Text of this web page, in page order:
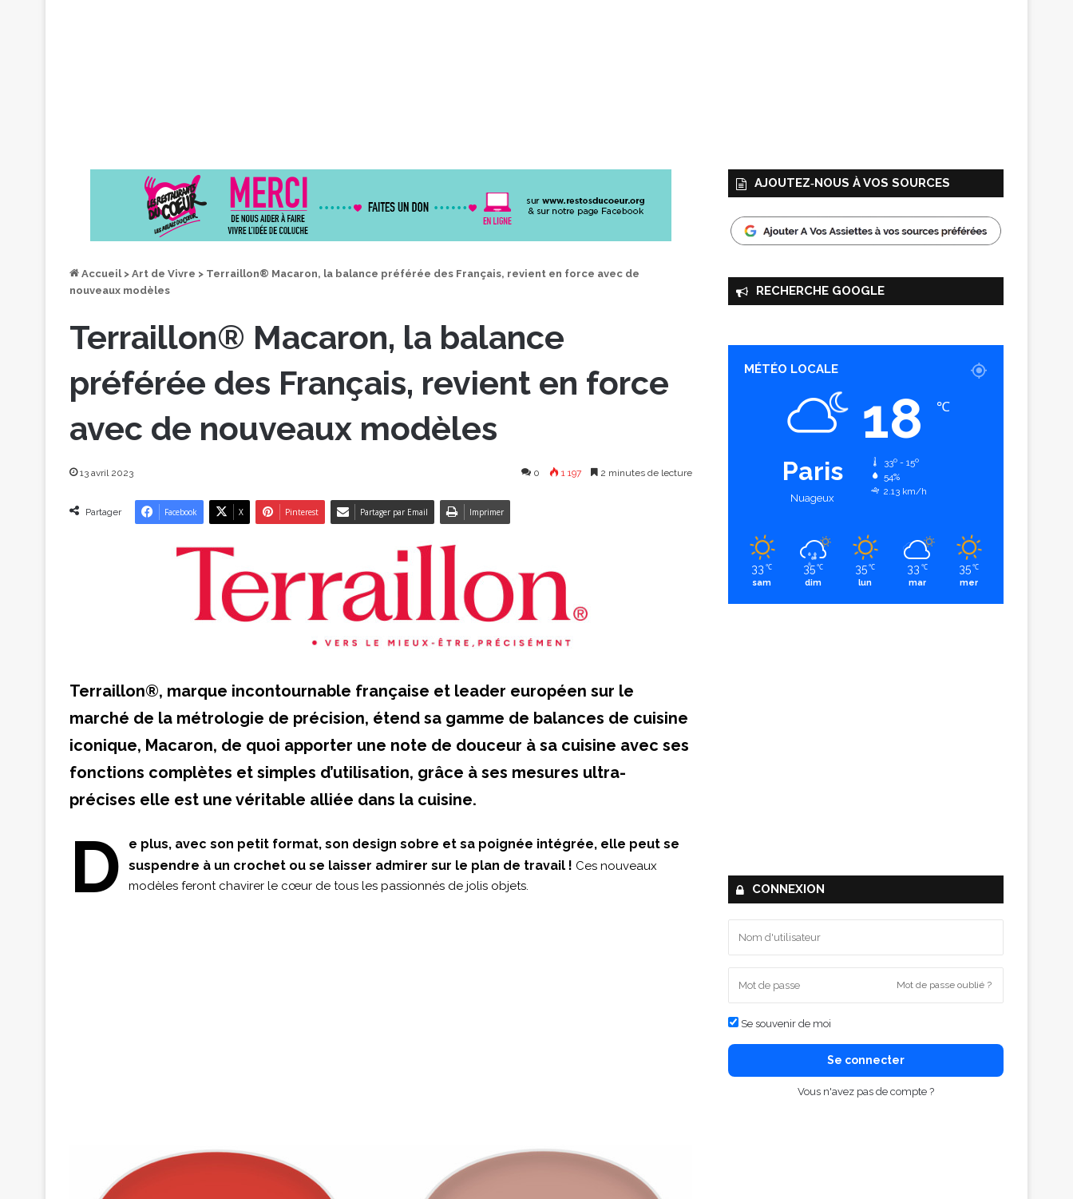
Accueil > Art de Vivre > Terraillon® Macaron, la balance préférée des Français, revient en force avec de
nouveaux modèles
Terraillon® Macaron, la balance
préférée des Français, revient en force
avec de nouveaux modèles
13 avril 2023 0 1 197 2 minutes de lecture
Partager Facebook X Pinterest Partager par Email Imprimer
Terraillon®, marque incontournable française et leader européen sur le
marché de la métrologie de précision, étend sa gamme de balances de cuisine
iconique, Macaron, de quoi apporter une note de douceur à sa cuisine avec ses
fonctions complètes et simples d’utilisation, grâce à ses mesures ultra-
précises elle est une véritable alliée dans la cuisine.
D
e plus, avec son petit format, son design sobre et sa poignée intégrée, elle peut se
suspendre à un crochet ou se laisser admirer sur le plan de travail ! Ces nouveaux
modèles feront chavirer le cœur de tous les passionnés de jolis objets.
AJOUTEZ‑NOUS À VOS SOURCES
RECHERCHE GOOGLE
MÉTÉO LOCALE
Paris
Nuageux
18 ℃
33º - 15º
54%
2.13 km/h
33 ℃
sam
35 ℃
dim
35 ℃
lun
33 ℃
mar
35 ℃
mer
CONNEXION
Mot de passe oublié ?
Se souvenir de moi
Se connecter
Vous n'avez pas de compte ?